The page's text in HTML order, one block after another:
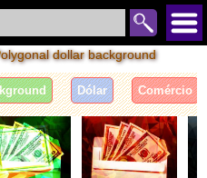
dollar background
Dólar Comércio